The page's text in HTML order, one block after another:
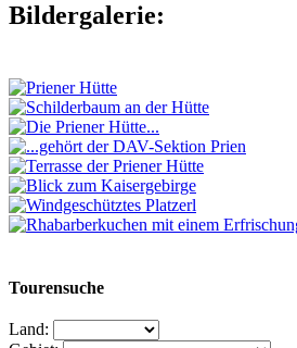
Bildergalerie:
Tourensuche
Land: